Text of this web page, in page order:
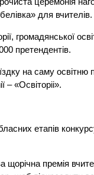
для вчителів.
громадянської
претендентів.
на саму
– «Освіторіі».
етапів
щорічна премія